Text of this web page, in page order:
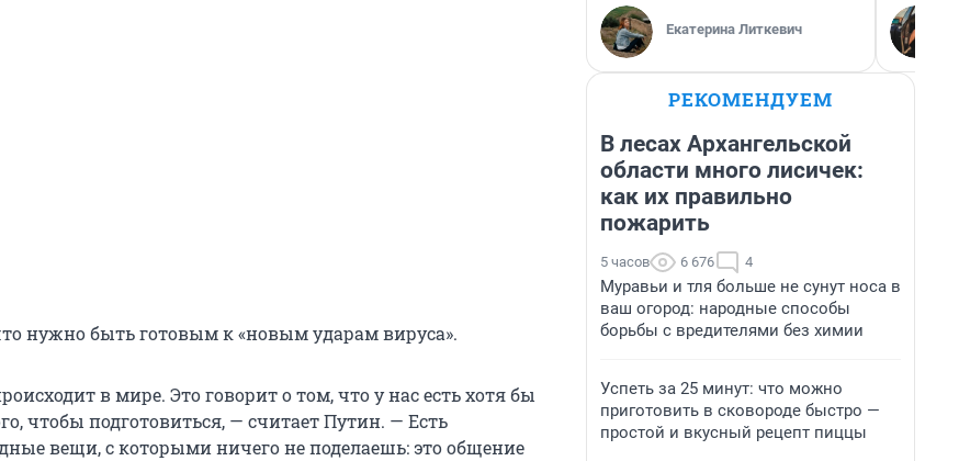
нужно быть готовым к «новым ударам вируса».
в мире. Это говорит о том, что у нас есть хотя бы
чтобы подготовиться, — считает Путин. — Есть
вещи, с которыми ничего не поделаешь: это общение
Екатерина Литкевич
РЕКОМЕНДУЕМ
В лесах Архангельской
области много лисичек:
как их правильно
пожарить
5 часов 6 676 4
Муравьи и тля больше не сунут носа в
ваш огород: народные способы
борьбы с вредителями без химии
Успеть за 25 минут: что можно
приготовить в сковороде быстро —
простой и вкусный рецепт пиццы